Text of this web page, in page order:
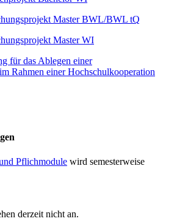
Master BWL/BWL tQ
Master WI
für das Ablegen einer
Rahmen einer Hochschulkooperation
Pflichmodule wird semesterweise
derzeit nicht an.